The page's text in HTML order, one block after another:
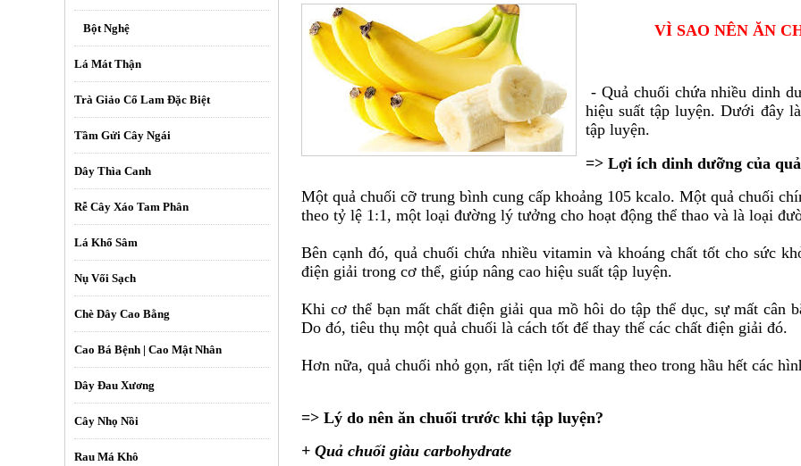
Bột Nghệ
Lá Mát Thận
Trà Giảo Cổ Lam Đặc Biệt
Tầm Gửi Cây Ngái
Dây Thìa Canh
Rễ Cây Xáo Tam Phân
Lá Khổ Sâm
Nụ Vối Sạch
Chè Dây Cao Bằng
Cao Bá Bệnh | Cao Mật Nhân
Dây Đau Xương
Cây Nhọ Nồi
Rau Má Khô
VÌ SAO NÊN ĂN
- Quả chuối chứa nhiều dinh
hiệu suất tập luyện. Dưới đây
tập luyện.
=> Lợi ích dinh dưỡng của
Một quả chuối cỡ trung bình cung cấp khoảng 105 kcalo. Một quả chuối
theo tỷ lệ 1:1, một loại đường lý tưởng cho hoạt động thể thao và là loại
Bên cạnh đó, quả chuối chứa nhiều vitamin và khoáng chất tốt cho sức
điện giải trong cơ thể, giúp nâng cao hiệu suất tập luyện.
Khi cơ thể bạn mất chất điện giải qua mồ hôi do tập thể dục, sự mất cân
Do đó, tiêu thụ một quả chuối là cách tốt để thay thế các chất điện giải đó.
Hơn nữa, quả chuối nhỏ gọn, rất tiện lợi để mang theo trong hầu hết các
=> Lý do nên ăn chuối trước khi tập luyện?
+ Quả chuối giàu carbohydrate